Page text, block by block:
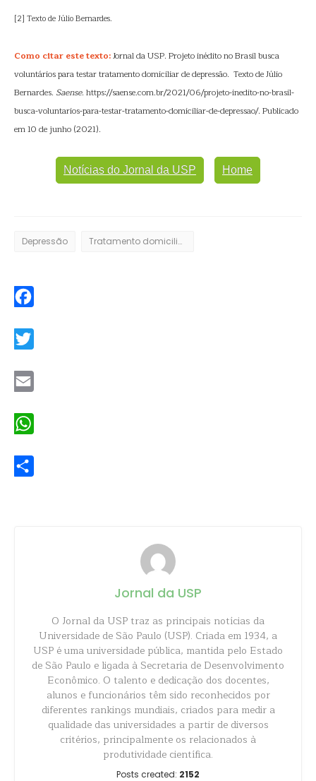
[2] Texto de Júlio Bernardes.
Como citar este texto:Jornal da USP. Projeto inédito no Brasil busca
voluntários para testar tratamento domiciliar de depressão. Texto de Júlio
Bernardes. Saense. https://saense.com.br/2021/06/projeto-inedito-no-brasil-
busca-voluntarios-para-testar-tratamento-domiciliar-de-depressao/. Publicado
em 10 de junho (2021).
Notícias do Jornal da USP Home
Depressão Tratamento domiciliar
Jornal da USP
O Jornal da USP traz as principais notícias da
Universidade de São Paulo (USP). Criada em 1934, a
USP é uma universidade pública, mantida pelo Estado
de São Paulo e ligada à Secretaria de Desenvolvimento
Econômico. O talento e dedicação dos docentes,
alunos e funcionários têm sido reconhecidos por
diferentes rankings mundiais, criados para medir a
qualidade das universidades a partir de diversos
critérios, principalmente os relacionados à
produtividade científica.
Posts created: 2152